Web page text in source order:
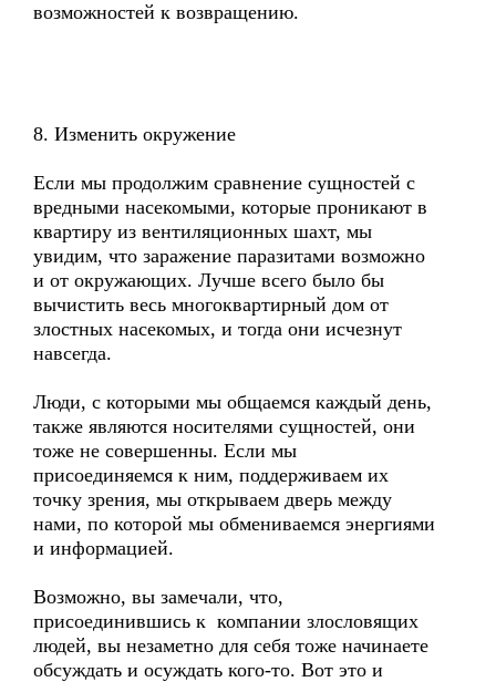
возможностей к возвращению.
8. Изменить окружение
Если мы продолжим сравнение сущностей с
вредными насекомыми, которые проникают в
квартиру из вентиляционных шахт, мы
увидим, что заражение паразитами возможно
и от окружающих. Лучше всего было бы
вычистить весь многоквартирный дом от
злостных насекомых, и тогда они исчезнут
навсегда.
Люди, с которыми мы общаемся каждый день,
также являются носителями сущностей, они
тоже не совершенны. Если мы
присоединяемся к ним, поддерживаем их
точку зрения, мы открываем дверь между
нами, по которой мы обмениваемся энергиями
и информацией.
Возможно, вы замечали, что,
присоединившись к компании злословящих
людей, вы незаметно для себя тоже начинаете
обсуждать и осуждать кого-то. Вот это и